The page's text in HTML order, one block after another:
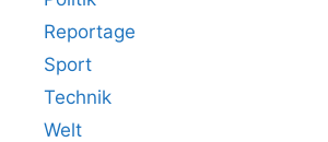
Reportage
Sport
Technik
Welt